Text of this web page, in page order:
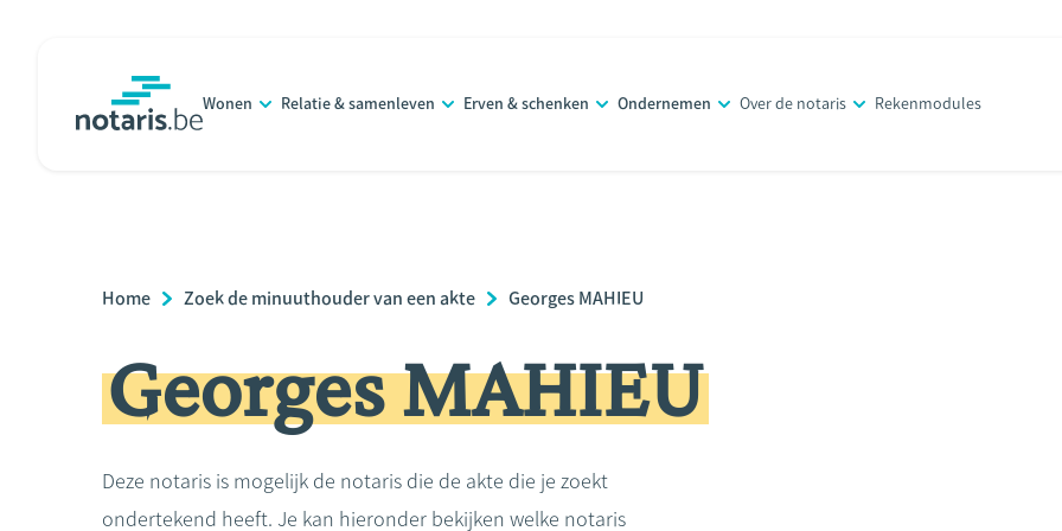
Wonen Relatie & samenleven Erven & schenken Ondernemen Over de notaris Rekenmodules
Breadcrumb
Home Zoek de minuuthouder van een akte Georges MAHIEU
Georges MAHIEU
Deze notaris is mogelijk de notaris die de akte die je zoekt
ondertekend heeft. Je kan hieronder bekijken welke notaris